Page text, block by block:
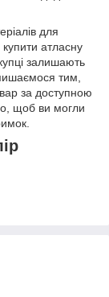
для
атласну
залишають
тим,
за доступною
щоб ви могли